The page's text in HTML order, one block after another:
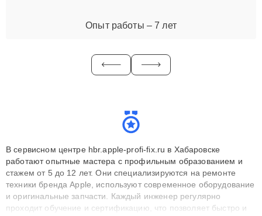
Опыт работы – 7 лет
В сервисном центре hbr.apple-profi-fix.ru в Хабаровске
работают опытные мастера с профильным образованием и
стажем от 5 до 12 лет. Они специализируются на ремонте
техники бренда Apple, используют современное оборудование
и оригинальные запчасти. Каждый инженер регулярно
проходит обучение и сертификацию, что позволяет быстро и